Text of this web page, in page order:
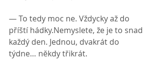
— To tedy moc ne. Vždycky až do
příští hádky.Nemyslete, že je to snad
každý den. Jednou, dvakrát do
týdne… někdy třikrát.